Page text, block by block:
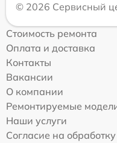
© 2026 Сервисный
Стоимость ремонта
Оплата и доставка
Контакты
Вакансии
О компании
Ремонтируемые
Наши услуги
Согласие на